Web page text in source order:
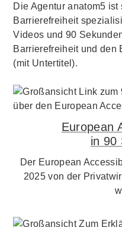
Die Agentur anatom5
Barrierefreiheit
Videos und 90
Barrierefreiheit und den
(mit Untertitel).
European
in 90
Der European
2025 von der